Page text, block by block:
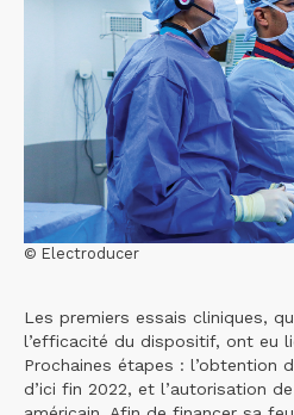
© Electroducer
Les premiers essais cliniques,
l’efficacité du dispositif, ont eu
Prochaines étapes : l’obtention
d’ici fin 2022, et l’autorisation